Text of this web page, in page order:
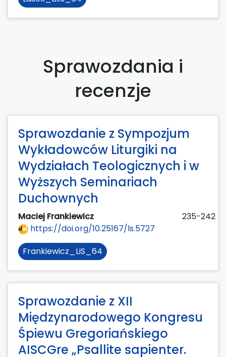
Sprawozdania i
recenzje
Sprawozdanie z Sympozjum
Wykładowców Liturgiki na
Wydziałach Teologicznych i w
Wyższych Seminariach
Duchownych
Maciej Frankiewicz
235-242
https://doi.org/10.25167/ls.5727
Frankiewicz_LiS_64
Sprawozdanie z XII
Międzynarodowego Kongresu
Śpiewu Gregoriańskiego
AISCGre „Psallite sapienter.